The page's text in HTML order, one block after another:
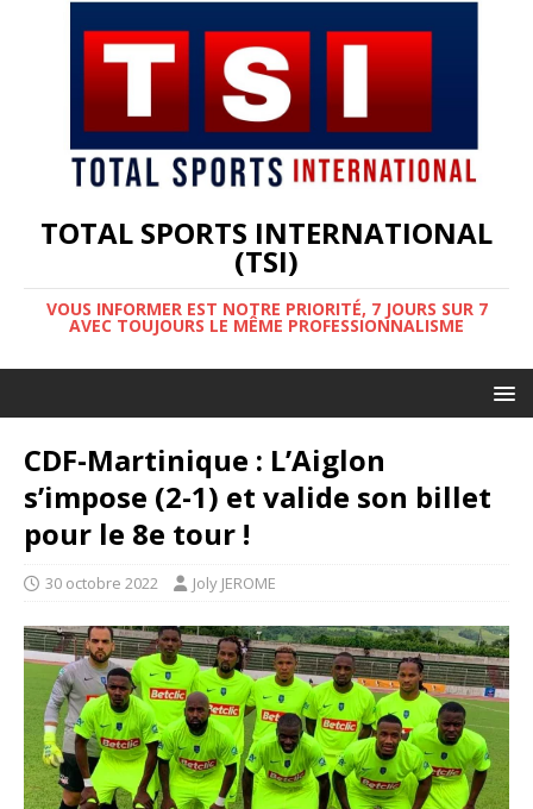
TOTAL SPORTS INTERNATIONAL
(TSI)
VOUS INFORMER EST NOTRE PRIORITÉ, 7 JOURS SUR 7
AVEC TOUJOURS LE MÊME PROFESSIONNALISME
CDF-Martinique : L’Aiglon
s’impose (2-1) et valide son billet
pour le 8e tour !
30 octobre 2022 Joly JEROME